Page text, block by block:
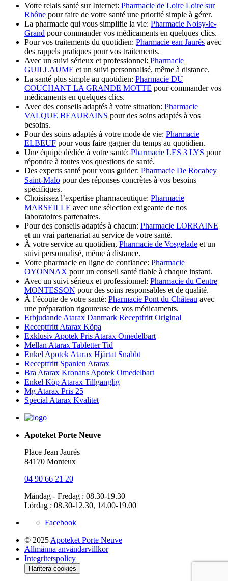
Votre relais santé sur Internet: Pharmacie de Loire Loire sur
Rhône pour faire de votre santé une priorité simple à gérer.
La pharmacie qui vous simplifie la vie: Pharmacie Noisy-le-
Grand pour commander vos médicaments en quelques clics.
Pour vos traitements du quotidien: Pharmacie ean Jaurès avec
des rappels pratiques pour vos traitements.
Avec un suivi sérieux et professionnel: Pharmacie
GUILLAUME et un suivi personnalisé, même à distance.
La santé plus simple au quotidien: Pharmacie DU
COUCHANT LA GRANDE MOTTE pour commander vos
médicaments en quelques clics.
Avec des conseils adaptés à votre situation: Pharmacie
VALQUE BEAURAINS pour des soins adaptés à vos
besoins.
Pour des soins adaptés à votre mode de vie: Pharmacie
ELBEUF pour vous faire gagner du temps au quotidien.
Une équipe dédiée à votre santé: Pharmacie LES 3 LYS pour
répondre à toutes vos questions de santé.
Des experts santé pour vous guider: Pharmacie De Rocabey
Saint-Malo pour des réponses concrètes à vos besoins
spécifiques.
Choisissez l’expertise pharmaceutique: Pharmacie
MARSEILLE avec une sélection exigeante de nos
laboratoires partenaires.
Pour des conseils adaptés à chacun: Pharmacie LORRAINE
et un vrai partenariat au service de votre santé.
À votre service au quotidien, Pharmacie de Vosgelade et un
suivi personnalisé, même à distance.
Votre pharmacie en ligne de confiance: Pharmacie
OYONNAX pour un conseil santé fiable à chaque instant.
Avec un suivi sérieux et professionnel: Pharmacie du Centre
MONTESSON pour des soins responsables et de qualité.
À l’écoute de votre santé: Pharmacie Pont du Château avec
une préparation rigoureuse de vos médicaments.
Erbjudande Atarax Danmark Receptfritt Original
Receptfritt Atarax Köpa
Exklusiv Apotek Pris Atarax Omedelbart
Mellan Atarax Tabletter Tid
Enkel Apotek Atarax Hjärtat Snabbt
Receptfritt Spanien Atarax
Bra Atarax Kronans Apotek Omedelbart
Enkel Köp Atarax Tillganglig
Mg Atarax Pris 25
Special Atarax Kvalitet
Apoteket Porte Neuve
Place Jean Jaurès
84170 Monteux
04 90 66 21 20
Måndag - Fredag : 08.30-19.30
Lördag : 08.30-12.30, 14.00-19.00
Facebook
© 2025 Apoteket Porte Neuve
Allmänna användarvillkor
Integritetspolicy
Hantera cookies